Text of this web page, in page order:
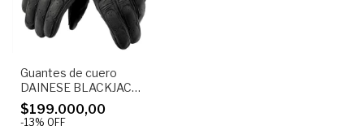
Guantes de cuero
DAINESE BLACKJACK
Negros
$199.000,00
-13% OFF